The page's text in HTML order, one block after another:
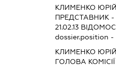
КЛИМЕНКО
ПРЕДСТАВНИК -
21.02.13
dossier.position -
КЛИМЕНКО
ГОЛОВА